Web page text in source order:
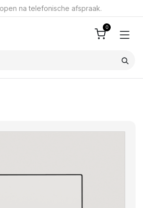
na telefonische afspraak.
0